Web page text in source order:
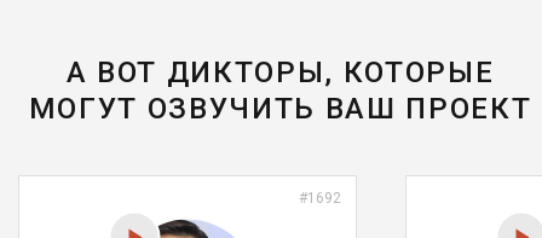
А ВОТ ДИКТОРЫ, КОТОРЫЕ
МОГУТ ОЗВУЧИТЬ ВАШ ПРОЕКТ
#1692